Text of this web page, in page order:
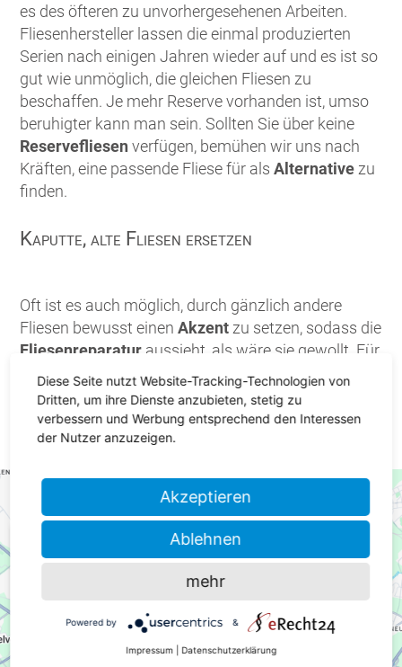
es des öfteren zu unvorhergesehenen Arbeiten.
Fliesenhersteller lassen die einmal produzierten
Serien nach einigen Jahren wieder auf und es ist so
gut wie unmöglich, die gleichen Fliesen zu
beschaffen. Je mehr Reserve vorhanden ist, umso
beruhigter kann man sein. Sollten Sie über keine
Reservefliesen verfügen, bemühen wir uns nach
Kräften, eine passende Fliese für alsAlternative zu
finden.
Kaputte, alte Fliesen ersetzen
Oft ist es auch möglich, durch gänzlich andere
Fliesen bewusst einenAkzent zu setzen, sodass die
Fliesenreparatur aussieht, als wäre sie gewollt. Für
diesen Fall bieten sich Mosaike besonders gut an.
Farblich abgestimmt oder in einer Kontrastfarbe
können diese Mosaike von unserenFliesenlegern
optisch ansprechend verlegt werden.
Wir benötigen Ihre Zustimmung, um den Google
Maps-Service zu laden!
Wir verwenden einen Service eines Drittanbieters,
um Karteninhalte einzubetten. Dieser Service kann
Daten zu Ihren Aktivitäten sammeln. Bitte lesen Sie
Diese Seite nutzt Website-Tracking-Technologien von
Dritten, um ihre Dienste anzubieten, stetig zu
verbessern und Werbung entsprechend den Interessen
der Nutzer anzuzeigen.
Akzeptieren
Ablehnen
mehr
Powered by &
Impressum Datenschutzerklärung